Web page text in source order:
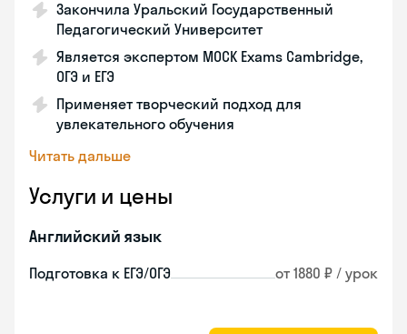
Закончила Уральский Государственный
Педагогический Университет
Является экспертом MOCK Exams Cambridge,
ОГЭ и ЕГЭ
Применяет творческий подход для
увлекательного обучения
Читать дальше
Услуги и цены
Английский язык
Подготовка к ЕГЭ/ОГЭ от 1880 ₽ / урок